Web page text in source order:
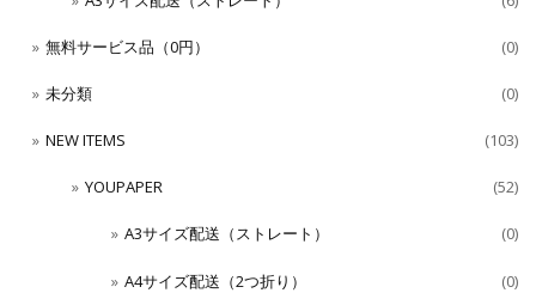
無料サービス品（0円） (0)
未分類 (0)
NEW ITEMS (103)
YOUPAPER (52)
A3サイズ配送（ストレート） (0)
A4サイズ配送（2つ折り） (0)